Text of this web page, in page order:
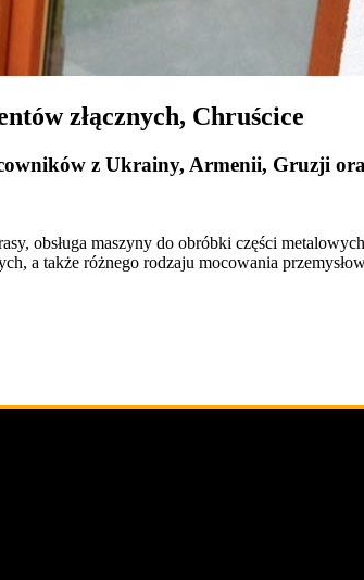
złącznych, Chruścice
z Ukrainy, Armenii, Gruzji
obsługa maszyny do obróbki części
a także różnego rodzaju mocowania